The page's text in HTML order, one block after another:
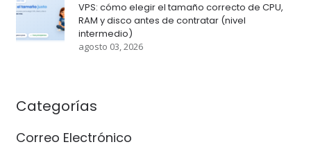
VPS: cómo elegir el tamaño correcto de CPU,
RAM y disco antes de contratar (nivel
intermedio)
agosto 03, 2026
Categorías
Correo Electrónico